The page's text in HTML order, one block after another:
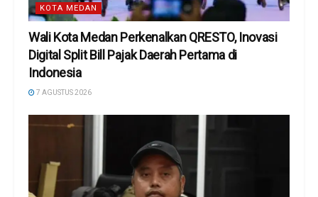
KOTA MEDAN
Wali Kota Medan Perkenalkan QRESTO, Inovasi
Digital Split Bill Pajak Daerah Pertama di
Indonesia
7 AGUSTUS 2026